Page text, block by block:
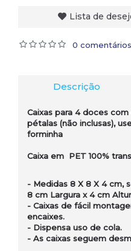
Lista de
0 comentários
Descrição
Caixas para 4 doces
pétalas (não inclusas),
forminha
Caixa em PET100%
- Medidas 8 X 8 X 4 cm,
8 cm Largura x 4 cm
- Caixas de fácil
encaixes.
- Dispensa uso de cola.
- As caixas seguem